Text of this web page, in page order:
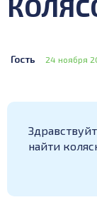
Гость 24 ноября
найти